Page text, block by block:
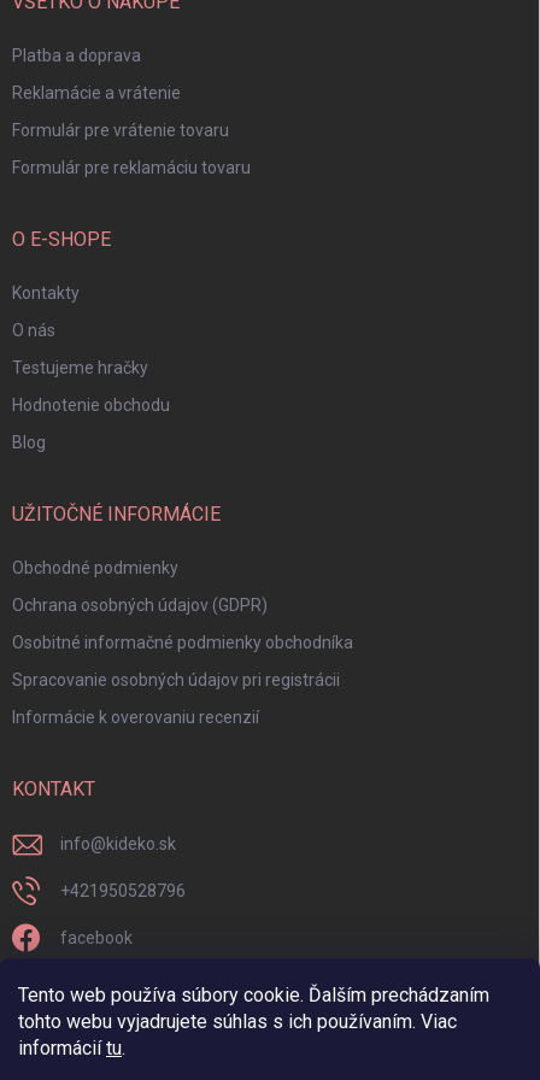
Tento web používa súbory cookie. Ďalším prechádzaním
tohto webu vyjadrujete súhlas s ich používaním. Viac
informáciítu.
Platba a doprava
Reklamácie a vrátenie
Formulár pre vrátenie tovaru
Formulár pre reklamáciu tovaru
O E-SHOPE
Kontakty
O nás
Testujeme hračky
Hodnotenie obchodu
Blog
UŽITOČNÉ INFORMÁCIE
Obchodné podmienky
Ochrana osobných údajov (GDPR)
Osobitné informačné podmienky obchodníka
Spracovanie osobných údajov pri registrácii
Informácie k overovaniu recenzií
KONTAKT
info@kideko.sk
+421950528796
facebook
kideko.sk/